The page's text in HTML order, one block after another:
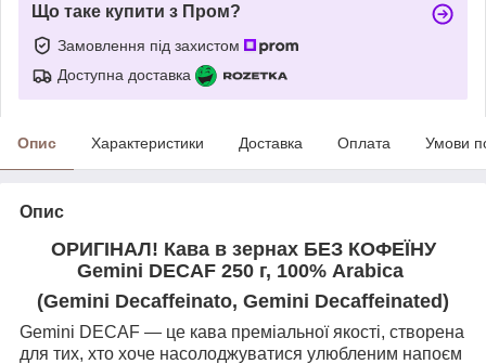
Що таке купити з Пром?
Замовлення під захистом
Доступна доставка
Опис Характеристики Доставка Оплата Умови
Опис
ОРИГІНАЛ! Кава в зернах БЕЗ КОФЕЇНУ
Gemini DECAF 250 г, 100% Arabica
(Gemini Decaffeinato, Gemini Decaffeinated)
Gemini DECAF — це кава преміальної якості, створена
для тих, хто хоче насолоджуватися улюбленим напоєм